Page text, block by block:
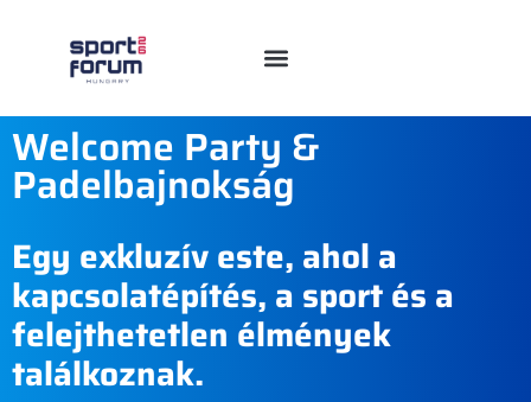
Welcome Party &
Padelbajnokság
Egy exkluzív este, ahol a
kapcsolatépítés, a sport és a
felejthetetlen élmények
találkoznak.